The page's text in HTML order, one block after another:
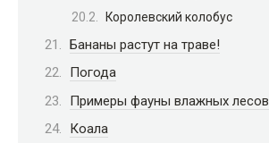
Королевский колобус
Бананы растут на траве!
Погода
Примеры фауны влажных лесов
Коала